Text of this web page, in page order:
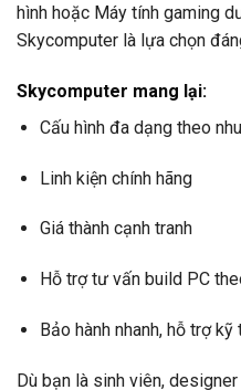
hình hoặc Máy tính gaming
Skycomputer là lựa chọn
Skycomputer mang lại:
Cấu hình đa dạng theo
Linh kiện chính hãng
Giá thành cạnh tranh
Hỗ trợ tư vấn build PC
Bảo hành nhanh, hỗ trợ
Dù bạn là sinh viên,